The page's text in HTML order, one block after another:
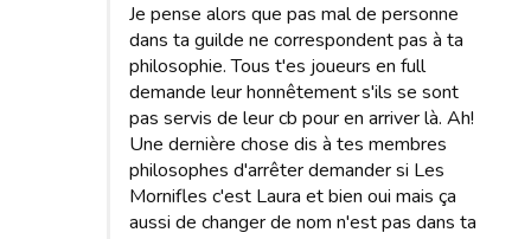
Je pense alors que pas mal de personne
dans ta guilde ne correspondent pas à ta
philosophie. Tous t'es joueurs en full
demande leur honnêtement s'ils se sont
pas servis de leur cb pour en arriver là. Ah!
Une dernière chose dis à tes membres
philosophes d'arrêter demander si Les
Mornifles c'est Laura et bien oui mais ça
aussi de changer de nom n'est pas dans ta